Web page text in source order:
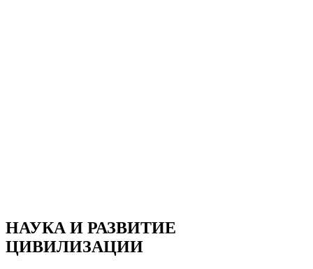
НАУКА И РАЗВИТИЕ
ЦИВИЛИЗАЦИИ